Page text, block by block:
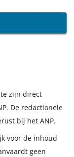
zijn direct
De redactionele
bij het ANP.
voor de inhoud
geen